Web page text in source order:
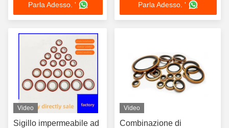
sigillatore lavastoviglie
Parla Adesso. ' Parla Adesso. '
Video
Sigillo impermeabile ad
Video
Combinazione di